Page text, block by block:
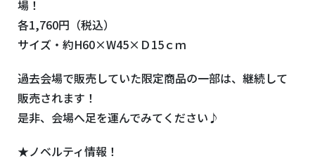
場！
各1,760円（税込）
サイズ・約H60×W45×Ｄ15ｃｍ
過去会場で販売していた限定商品の一部は、継続して
販売されます！
是非、会場へ足を運んでみてください♪
★ノベルティ情報！